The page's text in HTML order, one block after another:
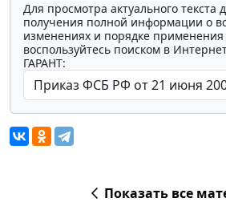
Для просмотра актуального текста
получения полной информации о
изменениях и порядке применения
воспользуйтесь поиском в
ГАРАНТ:
Показать все